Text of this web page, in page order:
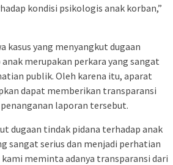
kondisi psikologis anak korban,”
kasus yang menyangkut dugaan
merupakan perkara yang sangat
publik. Oleh karena itu, aparat
dapat memberikan transparansi
laporan tersebut.
dugaan tindak pidana terhadap anak
sangat serius dan menjadi perhatian
meminta adanya transparansi dari